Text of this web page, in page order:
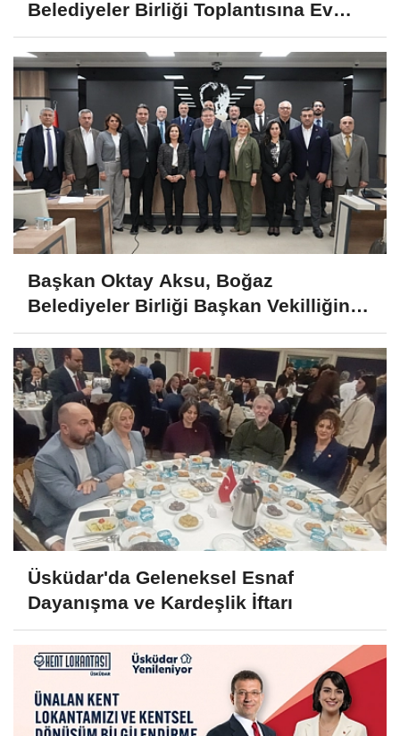
Belediyeler Birliği Toplantısına Ev
Sahipliği Yaptı
Başkan Oktay Aksu, Boğaz
Belediyeler Birliği Başkan Vekilliğine
Seçildi
Üsküdar'da Geleneksel Esnaf
Dayanışma ve Kardeşlik İftarı